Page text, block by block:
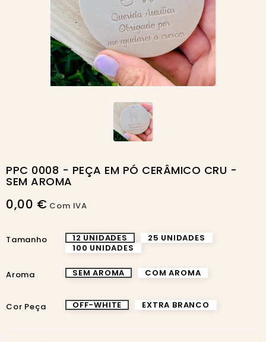
PPC 0008 - PEÇA EM PÓ CERÂMICO CRU -
SEM AROMA
0,00 € Com IVA
Tamanho 12 UNIDADES
25 UNIDADES
100 UNIDADES
Aroma SEM AROMA COM AROMA
Cor Peça OFF-WHITE EXTRA BRANCO